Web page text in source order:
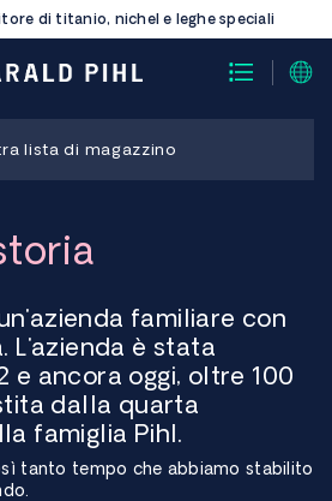
di titanio, nichel e leghe speciali
un'azienda familiare con
L'azienda è stata
e ancora oggi, oltre 100
dalla quarta
famiglia Pihl.
tanto tempo che abbiamo stabilito